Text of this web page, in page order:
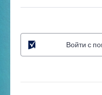
Войти с